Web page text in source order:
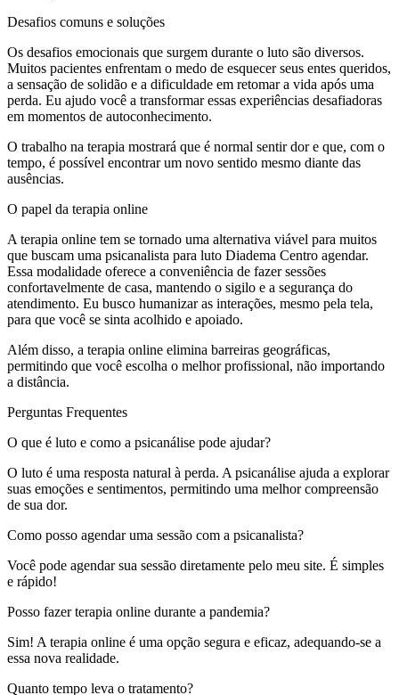
Desafios comuns e soluções
Os desafios emocionais que surgem durante o luto são diversos.
Muitos pacientes enfrentam o medo de esquecer seus entes queridos,
a sensação de solidão e a dificuldade em retomar a vida após uma
perda. Eu ajudo você a transformar essas experiências desafiadoras
em momentos de autoconhecimento.
O trabalho na terapia mostrará que é normal sentir dor e que, com o
tempo, é possível encontrar um novo sentido mesmo diante das
ausências.
O papel da terapia online
A terapia online tem se tornado uma alternativa viável para muitos
que buscam uma psicanalista para luto Diadema Centro agendar.
Essa modalidade oferece a conveniência de fazer sessões
confortavelmente de casa, mantendo o sigilo e a segurança do
atendimento. Eu busco humanizar as interações, mesmo pela tela,
para que você se sinta acolhido e apoiado.
Além disso, a terapia online elimina barreiras geográficas,
permitindo que você escolha o melhor profissional, não importando
a distância.
Perguntas Frequentes
O que é luto e como a psicanálise pode ajudar?
O luto é uma resposta natural à perda. A psicanálise ajuda a explorar
suas emoções e sentimentos, permitindo uma melhor compreensão
de sua dor.
Como posso agendar uma sessão com a psicanalista?
Você pode agendar sua sessão diretamente pelo meu site. É simples
e rápido!
Posso fazer terapia online durante a pandemia?
Sim! A terapia online é uma opção segura e eficaz, adequando-se a
essa nova realidade.
Quanto tempo leva o tratamento?